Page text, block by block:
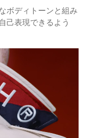
ボディトーンと組み
己表現できるよう